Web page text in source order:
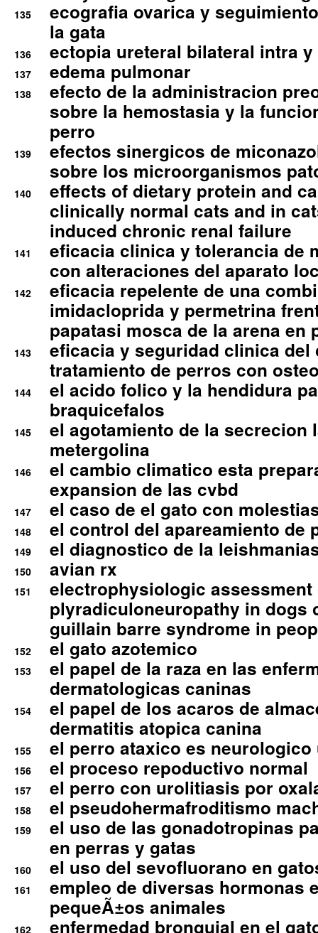
135
ecografia ovarica y
la gata
136 ectopia ureteral bilateral intra
137 edema pulmonar
138
efecto de la administracion
sobre la hemostasia y la
perro
139
efectos sinergicos de
sobre los microorganismos
140
effects of dietary protein and
clinically normal cats and in
induced chronic renal failure
141
eficacia clinica y tolerancia de
con alteraciones del aparato
142
eficacia repelente de una
imidacloprida y permetrina
papatasi mosca de la arena en
143
eficacia y seguridad clinica del
tratamiento de perros con
144
el acido folico y la hendidura
braquicefalos
145
el agotamiento de la secrecion
metergolina
146
el cambio climatico esta
expansion de las cvbd
147 el caso de el gato con
148 el control del apareamiento de
149 el diagnostico de la
150 avian rx
151
electrophysiologic assessment
plyradiculoneuropathy in dogs
guillain barre syndrome in
152 el gato azotemico
153
el papel de la raza en las
dermatologicas caninas
154
el papel de los acaros de
dermatitis atopica canina
155 el perro ataxico es
156 el proceso repoductivo normal
157 el perro con urolitiasis por
158 el pseudohermafroditismo
159
el uso de las gonadotropinas
en perras y gatas
160 el uso del sevofluorano en
161
empleo de diversas hormonas
pequeÃ±os animales
162
enfermedad bronquial en el